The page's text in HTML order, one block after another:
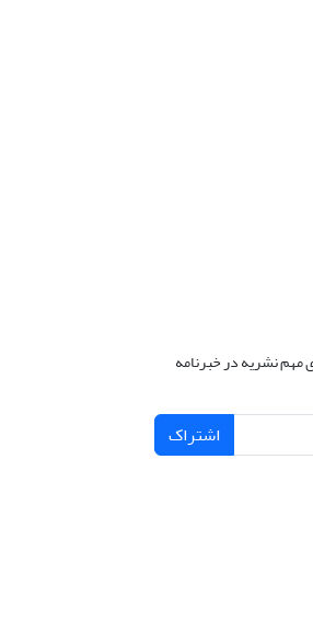
مهم نشریه در خبرنامه
اشتراک